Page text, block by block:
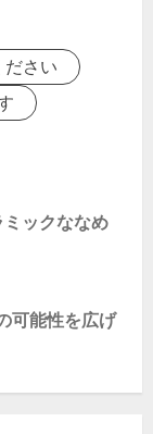
さい
ミックななめ
可能性を広げ